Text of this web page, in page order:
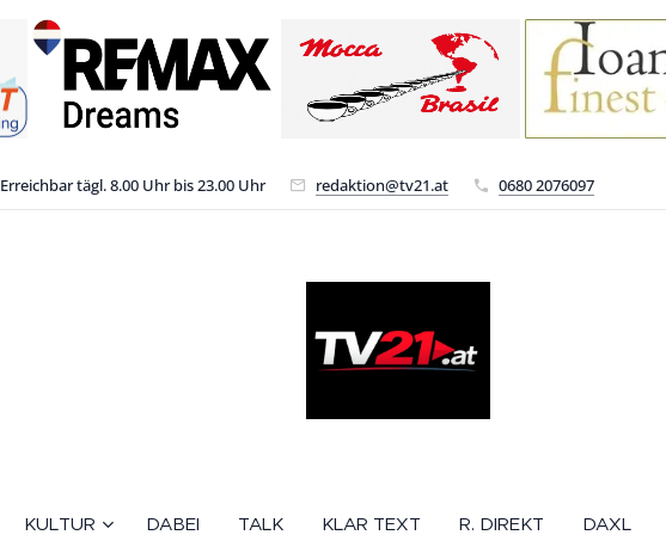
Erreichbar tägl. 8.00 Uhr bis 23.00 Uhr redaktion@tv21.at 0680 2076097
KULTUR DABEI TALK KLAR TEXT R. DIREKT DAXL